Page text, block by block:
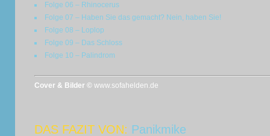
Folge 06 – Rhinocerus
Folge 07 – Haben Sie das gemacht? Nein, haben Sie!
Folge 08 – Loplop
Folge 09 – Das Schloss
Folge 10 – Palindrom
Cover & Bilder © www.sofahelden.de
DAS FAZIT VON: Panikmike